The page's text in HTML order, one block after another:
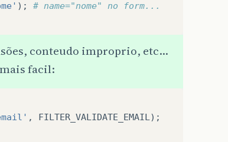
);
# name="nome" no form...
conteudo improprio, etc…
facil:
, FILTER_VALIDATE_EMAIL );